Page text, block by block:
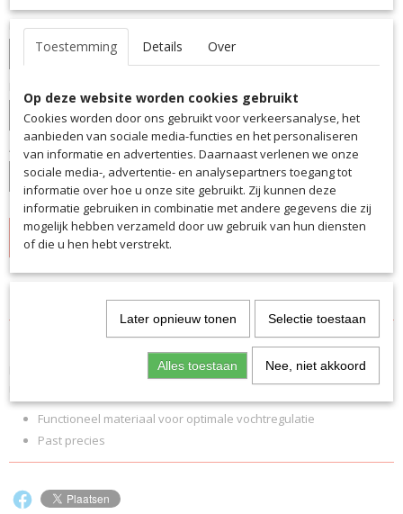
Maat
Aantal
IN WINKELWAGEN
Specificaties
Productcode leverancier
Omschrijving
Met je nieuwe sporthemd fit voor elke sportieve uitdaging in een
Functioneel materiaal voor optimale vochtregulatie
Past precies
Toestemming Details Over
Op deze website worden cookies gebruikt
Cookies worden door ons gebruikt voor verkeersanalyse, het
aanbieden van sociale media-functies en het personaliseren
van informatie en advertenties. Daarnaast verlenen we onze
sociale media-, advertentie- en analysepartners toegang tot
informatie over hoe u onze site gebruikt. Zij kunnen deze
informatie gebruiken in combinatie met andere gegevens die zij
mogelijk hebben verzameld door uw gebruik van hun diensten
of die u hen hebt verstrekt.
Later opnieuw tonen Selectie toestaan
Alles toestaan Nee, niet akkoord